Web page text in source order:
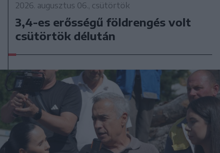
2026. augusztus 06., csütörtök
3,4-es erősségű földrengés volt
csütörtök délután